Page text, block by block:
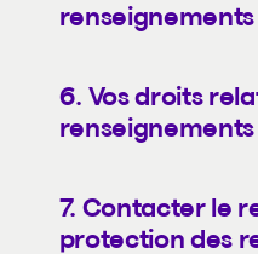
6. Vos droits
7. Contacter le
protection des